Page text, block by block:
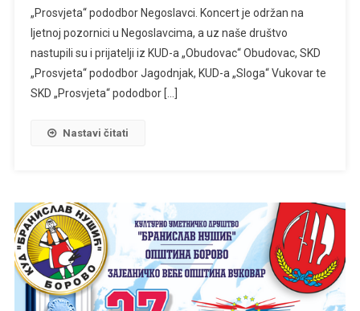
„Prosvjeta“ pododbor Negoslavci. Koncert je održan na
ljetnoj pozornici u Negoslavcima, a uz naše društvo
nastupili su i prijatelji iz KUD-a „Obudovac“ Obudovac, SKD
„Prosvjeta“ pododbor Jagodnjak, KUD-a „Sloga“ Vukovar te
SKD „Prosvjeta“ pododbor […]
Nastavi čitati